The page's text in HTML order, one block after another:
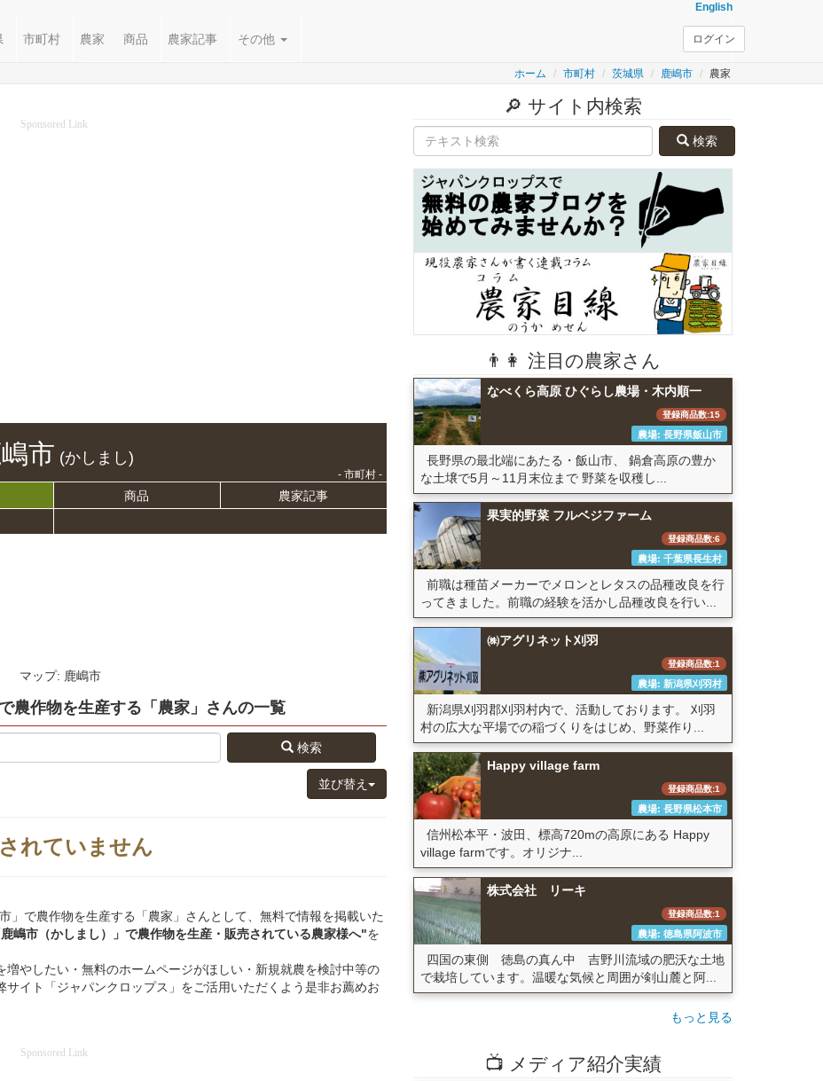
English
市町村 農家 商品 農家記事 その他 ログイン
ホーム 市町村 茨城県 鹿嶋市 農家
Sponsored Link
市 (かしまし)
- 市町村 -
商品
農家記事
マップ: 鹿嶋市
で農作物を生産する 「農家」さんの一覧
検索
並び替え
れていません
」で農作物を生産する「農家」さんとして、無料で情報を掲載いた
嶋市（かしまし）」 で農作物を生産・販売されている農家様へ"を
やしたい・無料のホームページがほしい・新規就農を検討中等の
イト「ジャパンクロップス」をご活用いただくよう是非お薦めお
Sponsored Link
🔎 サイト内検索
検索
👨👩 注目の農家さん
なべくら高原 ひぐらし農場・木内順一
登録商品数:15
農場: 長野県飯山市
長野県の最北端にあたる・飯山市、 鍋倉高原の豊か
な土壌で5月～11月末位まで 野菜を収穫し...
果実的野菜 フルベジファーム
登録商品数:6
農場: 千葉県長生村
前職は種苗メーカーでメロンとレタスの品種改良を行
ってきました。前職の経験を活かし品種改良を行い...
㈱アグリネット刈羽
登録商品数:1
農場: 新潟県刈羽村
新潟県刈羽郡刈羽村内で、活動しております。 刈羽
村の広大な平場での稲づくりをはじめ、野菜作り...
Happy village farm
登録商品数:1
農場: 長野県松本市
信州松本平・波田、標高720mの高原にある Happy
village farmです。オリジナ...
株式会社 リーキ
登録商品数:1
農場: 徳島県阿波市
四国の東側 徳島の真ん中 吉野川流域の肥沃な土地
で栽培しています。温暖な気候と周囲が剣山麓と阿...
もっと見る
📺 メディア紹介実績